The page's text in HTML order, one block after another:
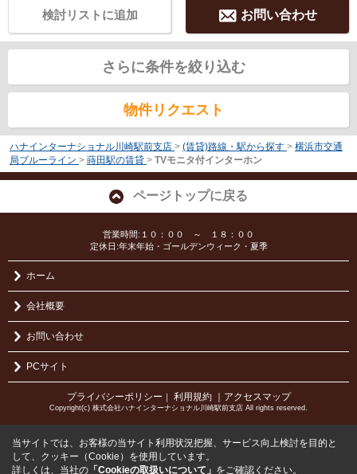
お問い合わせ
検討リストに追加
さらに条件を絞り込む
物件リクエスト
ハナインターナショナル川崎駅前支店 > (賃貸)路線・駅から探す > 横浜市交通
局ブルーライン > 蒔田駅の賃貸 > TVモニタ付インターホン
ページトップに戻る
営業時間:１０：００ ～ １８：００
定休日:年末年始・ゴールデンウィーク・夏季
ホーム
会社概要
お問い合わせ
PCサイト
プライバシーポリシー ｜ 利用規約 ｜アクセスマップ
Copyright(c) 株式会社ハナインターナショナル川崎駅前支店 All rights reserved.
当サイトでは、お客様の当サイト利用状況把握、サービス向上検討を目的と
して、クッキー（Cookie）を使用しています。
詳しくは、当社の 「Cookieの取扱いについて」 をご確認ください。